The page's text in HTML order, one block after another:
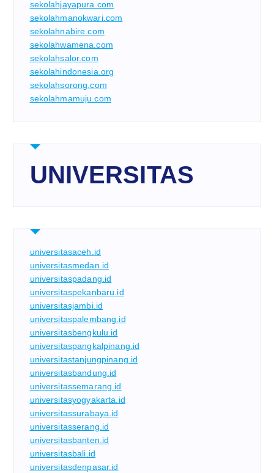
sekolahjayapura.com
sekolahmanokwari.com
sekolahnabire.com
sekolahwamena.com
sekolahsalor.com
sekolahindonesia.org
sekolahsorong.com
sekolahmamuju.com
UNIVERSITAS
universitasaceh.id
universitasmedan.id
universitaspadang.id
universitaspekanbaru.id
universitasjambi.id
universitaspalembang.id
universitasbengkulu.id
universitaspangkalpinang.id
universitastanjungpinang.id
universitasbandung.id
universitassemarang.id
universitasyogyakarta.id
universitassurabaya.id
universitasserang.id
universitasbanten.id
universitasbali.id
universitasdenpasar.id